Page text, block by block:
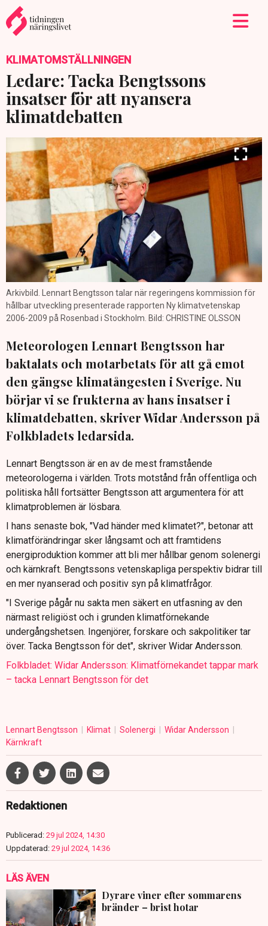
KLIMATOMSTÄLLNINGEN
Ledare: Tacka Bengtssons
insatser för att nyansera
klimatdebatten
Arkivbild. Lennart Bengtsson talar när regeringens kommission för
hållbar utveckling presenterade rapporten Ny klimatvetenskap
2006-2009 på Rosenbad i Stockholm. Bild: CHRISTINE OLSSON
Meteorologen Lennart Bengtsson har
baktalats och motarbetats för att gå emot
den gängse klimatångesten i Sverige. Nu
börjar vi se frukterna av hans insatser i
klimatdebatten, skriver Widar Andersson på
Folkbladets ledarsida.
Lennart Bengtsson är en av de mest framstående
meteorologerna i världen. Trots motstånd från offentliga och
politiska håll fortsätter Bengtsson att argumentera för att
klimatproblemen är lösbara.
I hans senaste bok, "Vad händer med klimatet?", betonar att
klimatförändringar sker långsamt och att framtidens
energiproduktion kommer att bli mer hållbar genom solenergi
och kärnkraft. Bengtssons vetenskapliga perspektiv bidrar till
en mer nyanserad och positiv syn på klimatfrågor.
"I Sverige pågår nu sakta men säkert en utfasning av den
närmast religiöst och i grunden klimatförnekande
undergångshetsen. Ingenjörer, forskare och sakpolitiker tar
över. Tacka Bengtsson för det", skriver Widar Andersson.
Folkbladet: Widar Andersson: Klimatförnekandet tappar mark
– tacka Lennart Bengtsson för det
Lennart Bengtsson Klimat Solenergi
Widar Andersson
Kärnkraft
Redaktionen
Publicerad: 29 jul 2024, 14:30
Uppdaterad: 29 jul 2024, 14:36
LÄS ÄVEN
Dyrare viner efter sommarens
bränder – brist hotar